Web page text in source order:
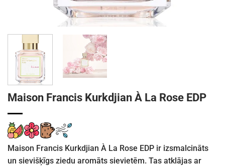
Maison Francis Kurkdjian À La Rose EDP
Maison Francis Kurkdjian À La Rose EDP ir izsmalcināts
un sievišķīgs ziedu aromāts sievietēm. Tas atklājas ar